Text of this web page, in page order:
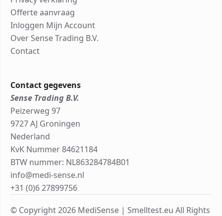
Offerte aanvraag
Inloggen Mijn Account
Over Sense Trading B.V.
Contact
Contact gegevens
Sense Trading B.V.
Peizerweg 97
9727 AJ Groningen
Nederland
KvK Nummer 84621184
BTW nummer: NL863284784B01
info@medi-sense.nl
+31 (0)6 27899756
© Copyright 2026 MediSense | Smelltest.eu All Rights